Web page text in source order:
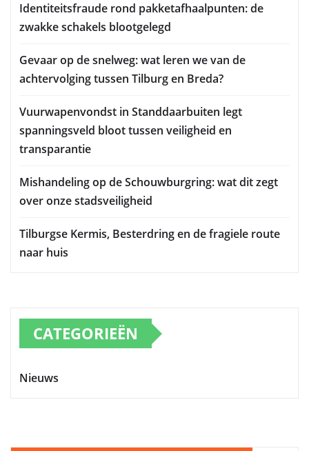
Identiteitsfraude rond pakketafhaalpunten: de
zwakke schakels blootgelegd
Gevaar op de snelweg: wat leren we van de
achtervolging tussen Tilburg en Breda?
Vuurwapenvondst in Standdaarbuiten legt
spanningsveld bloot tussen veiligheid en
transparantie
Mishandeling op de Schouwburgring: wat dit zegt
over onze stadsveiligheid
Tilburgse Kermis, Besterdring en de fragiele route
naar huis
CATEGORIEËN
Nieuws